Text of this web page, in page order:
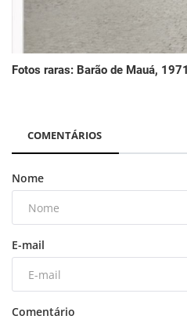
Fotos raras: Barão de Mauá, 1971
COMENTÁRIOS
Nome
E-mail
Comentário